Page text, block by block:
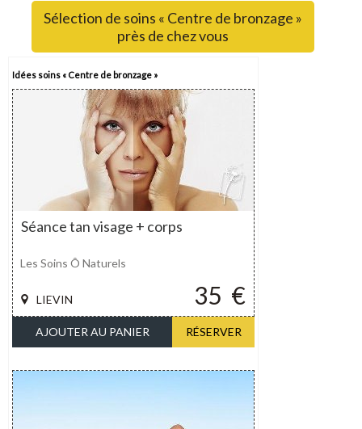
Sélection de soins « Centre de bronzage »
près de chez vous
Idées soins « Centre de bronzage »
Séance tan visage + corps
35 €
LIEVIN
Les Soins Ô Naturels
AJOUTER AU PANIER RÉSERVER